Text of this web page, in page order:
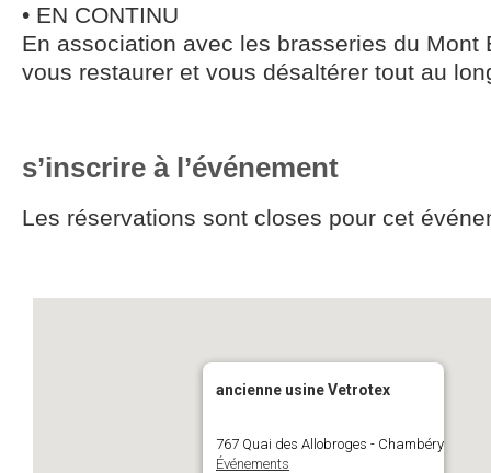
• EN CONTINU
En association avec les brasseries du Mont
vous restaurer et vous désaltérer tout au
s’inscrire à l’événement
Les réservations sont closes pour cet
ancienne usine Vetrotex
767 Quai des Allobroges - Chambéry
Événements